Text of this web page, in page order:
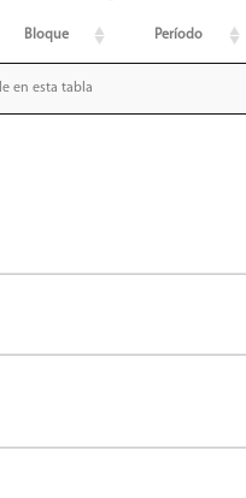
Bloque Período
en esta tabla